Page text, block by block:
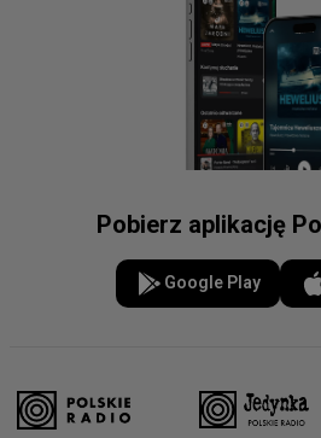
Pobierz aplikację
Google Play